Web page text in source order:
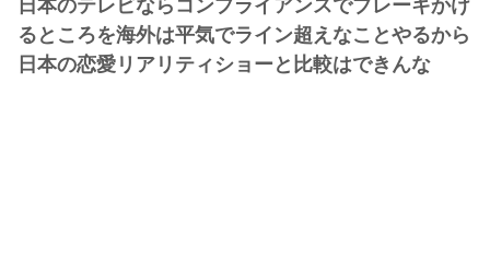
日本のテレビならコンプライアンスでブレーキかけ
るところを海外は平気でライン超えなことやるから
日本の恋愛リアリティショーと比較はできんな